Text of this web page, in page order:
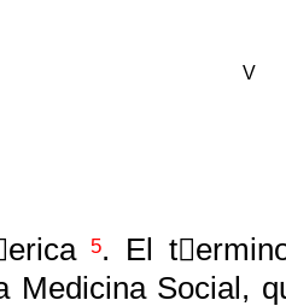
V
5. El
Medicina Social,